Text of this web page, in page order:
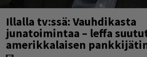
Illalla tv:ssä: Vauhdikasta
junatoimintaa – leffa
amerikkalaisen